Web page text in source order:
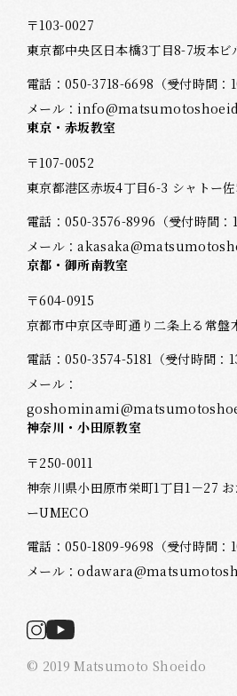
〒103-0027
東京都中央区日本橋3丁目8-7坂本ビ
電話：050-3718-6698 （受付時間：
メール：
東京・赤坂教室
〒107-0052
東京都港区赤坂4丁目6-3 シャトー
電話：050-3576-8996 （受付時間
メール：
京都・御所南教室
〒604-0915
京都市中京区寺町通り二条上る常盤
電話：050-3574-5181 （受付時間：
メール：
神奈川・小田原教室
〒250-0011
神奈川県小田原市栄町1丁目1－27
ーUMECO
電話：050-1809-9698 （受付時間：
メール：
© 2019 Matsumoto Shoeido